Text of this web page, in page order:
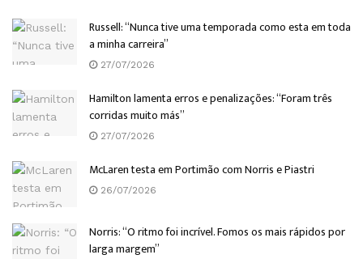
Russell: “Nunca tive uma temporada como esta em toda
a minha carreira”
27/07/2026
Hamilton lamenta erros e penalizações: “Foram três
corridas muito más”
27/07/2026
McLaren testa em Portimão com Norris e Piastri
26/07/2026
Norris: “O ritmo foi incrível. Fomos os mais rápidos por
larga margem”